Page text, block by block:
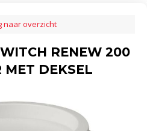
naar overzicht
RENEW 200
MET DEKSEL